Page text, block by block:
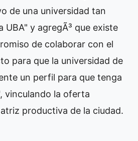
de una universidad tan
UBA" y agregÃ³ que existe
de colaborar con el
para que la universidad de
un perfil para que tenga
vinculando la oferta
productiva de la ciudad.